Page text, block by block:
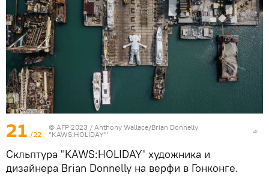
21 /22
© AFP 2023 / Anthony Wallace/Brian Donnelly
"KAWS:HOLIDAY'"
Скльптура "KAWS:HOLIDAY' художника и
дизайнера Brian Donnelly на верфи в Гонконге.